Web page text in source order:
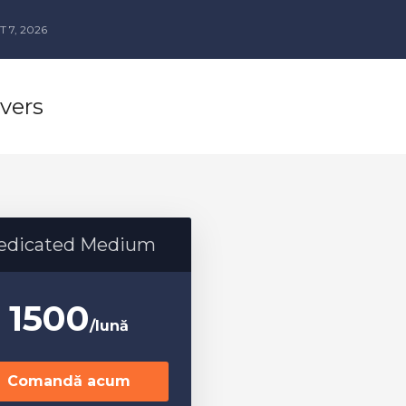
7, 2026
Medium
1500/lună
Comandă acum